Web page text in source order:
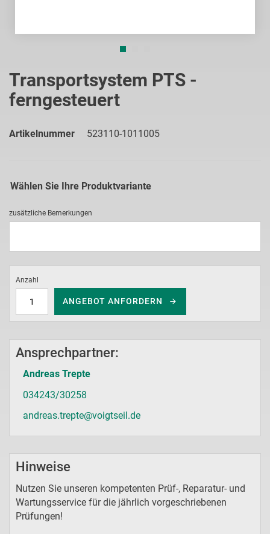
Transportsystem PTS -
ferngesteuert
Artikelnummer 523110-1011005
Wählen Sie Ihre Produktvariante
zusätzliche Bemerkungen
Anzahl
ANGEBOT ANFORDERN
Ansprechpartner:
Andreas Trepte
034243/30258
andreas.trepte@voigtseil.de
Hinweise
Nutzen Sie unseren kompetenten Prüf-, Reparatur- und
Wartungsservice für die jährlich vorgeschriebenen
Prüfungen!
Anfang
der
Bildgalerie
springen